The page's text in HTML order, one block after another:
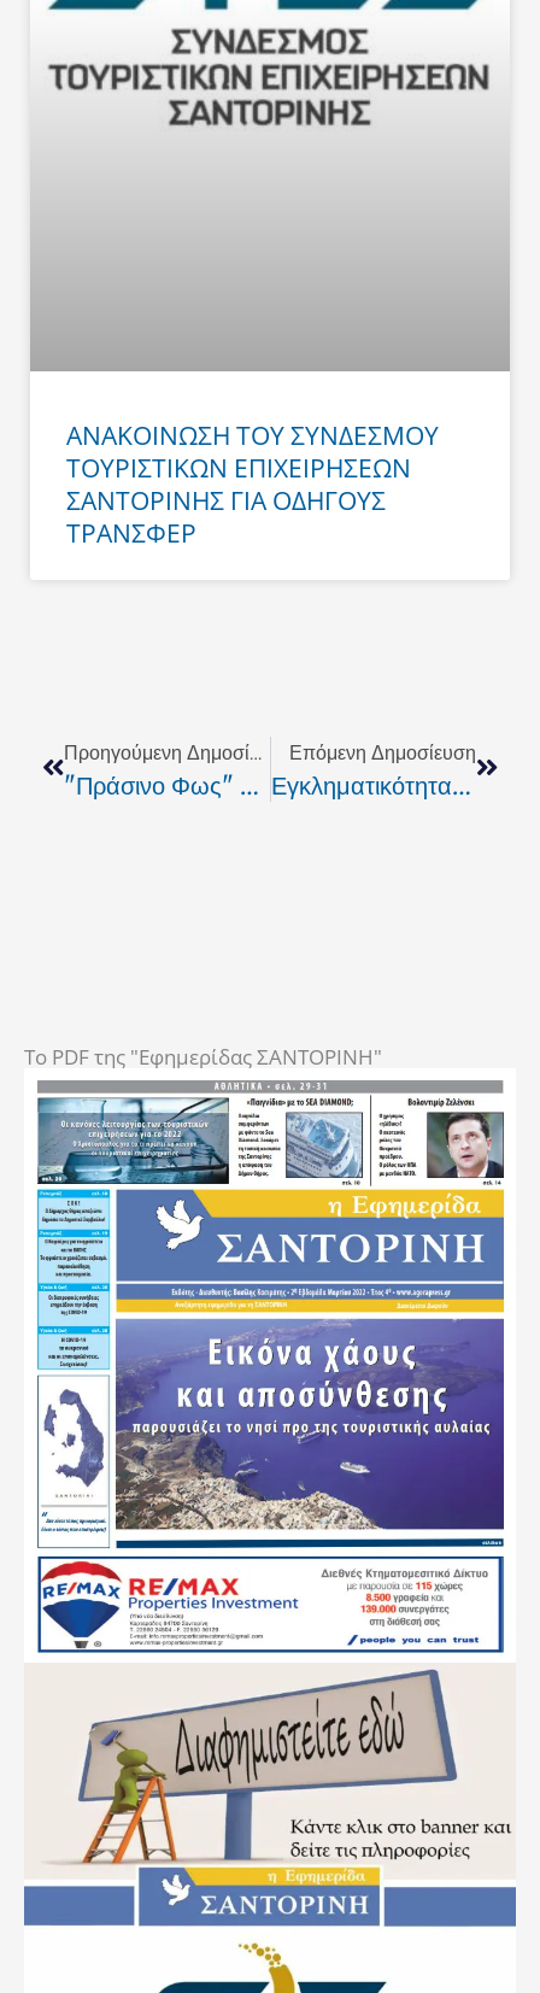
ΑΝΑΚΟΙΝΩΣΗ ΤΟΥ ΣΥΝΔΕΣΜΟΥ
ΤΟΥΡΙΣΤΙΚΩΝ ΕΠΙΧΕΙΡΗΣΕΩΝ
ΣΑΝΤΟΡΙΝΗΣ ΓΙΑ ΟΔΗΓΟΥΣ
ΤΡΑΝΣΦΕΡ
Προηγούμενη Δημοσίευση
"Πράσινο Φως" Από Το Υπουργείο Εσωτερικών Για Την CRETAN LINES
Επόμενη Δημοσίευση
Εγκληματικότητα Στην Κρητη…τι Απαντά Ο Κ. Χρυσοχοϊδης
To PDF της "Εφημερίδας ΣΑΝΤΟΡΙΝΗ"